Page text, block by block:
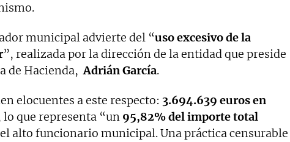
municipal advierte del “uso excesivo de la
”, realizada por la dirección de la entidad que preside
de Hacienda, Adrián García.
elocuentes a este respecto: 3.694.639 euros en
lo que representa “un 95,82% del importe total
alto funcionario municipal. Una práctica censurable